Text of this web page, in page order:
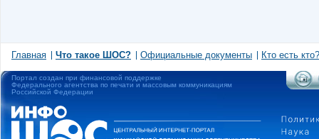
Главная Что такое ШОС? Официальные документы Кто есть кто?
Портал создан при финансовой поддержке
Федерального агентства по печати и массовым коммуникациям
Российской Федерации